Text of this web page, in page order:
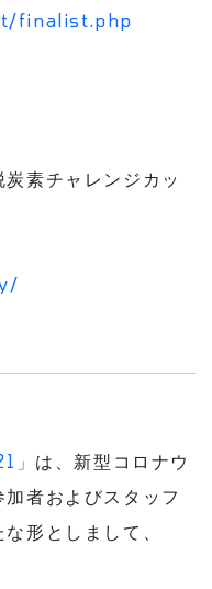
finalist.php
素チャレンジカッ
」 は、新型コロナウ
者およびスタッフ
形としまして、